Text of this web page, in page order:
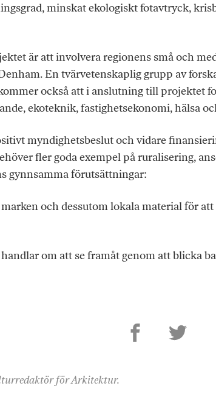
minskat ekologiskt fotavtryck,
är att involvera regionens små och
En tvärvetenskaplig grupp av
också att i anslutning till projektet
ekoteknik, fastighetsekonomi, hälsa
myndighetsbeslut och vidare
fler goda exempel på ruralisering,
gynnsamma förutsättningar:
och dessutom lokala material för att
om att se framåt genom att blicka
för Arkitektur.